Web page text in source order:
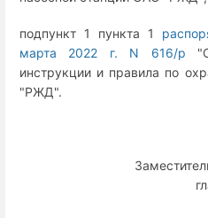
подпункт 1 пункта 1
марта 2022 г. N 616/р
инструкции и правила по
"РЖД".